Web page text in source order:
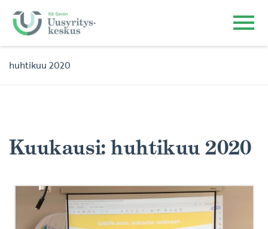
huhtikuu 2020
Kuukausi:huhtikuu 2020